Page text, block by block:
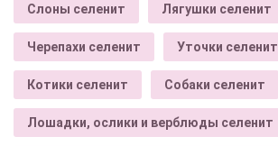
Слоны селенит Лягушки селенит
Черепахи селенит Уточки селенит
Котики селенит Собаки селенит
Лошадки, ослики и верблюды селенит